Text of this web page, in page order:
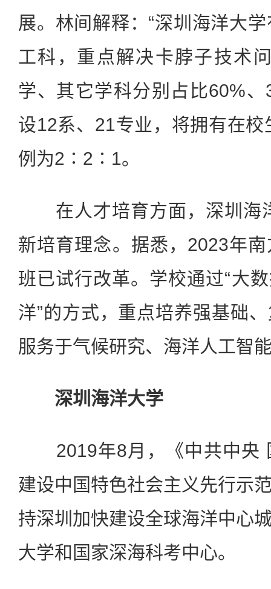
展。林间解释：“深圳海洋大
工科，重点解决卡脖子技术
学、其它学科分别占比60%
设12系、21专业，将拥有在
例为2∶2∶1。
在人才培育方面，深圳海
新培育理念。据悉，2023年
班已试行改革。学校通过“大
洋”的方式，重点培养强基础
服务于气候研究、海洋人工智
深圳海洋大学
2019年8月，《中共中央
建设中国特色社会主义先行示
持深圳加快建设全球海洋中心
大学和国家深海科考中心。